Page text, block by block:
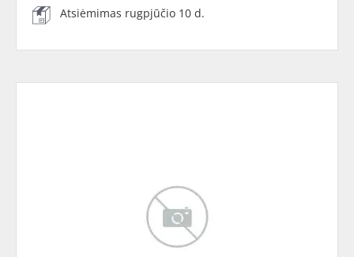
Atsiėmimas rugpjūčio 10 d.